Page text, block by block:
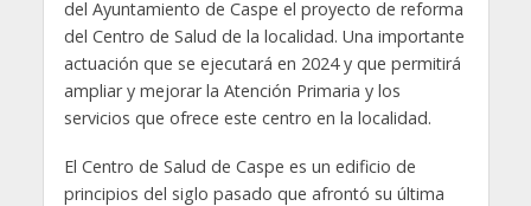
del Ayuntamiento de Caspe el proyecto de reforma
del Centro de Salud de la localidad. Una importante
actuación que se ejecutará en 2024 y que permitirá
ampliar y mejorar la Atención Primaria y los
servicios que ofrece este centro en la localidad.
El Centro de Salud de Caspe es un edificio de
principios del siglo pasado que afrontó su última